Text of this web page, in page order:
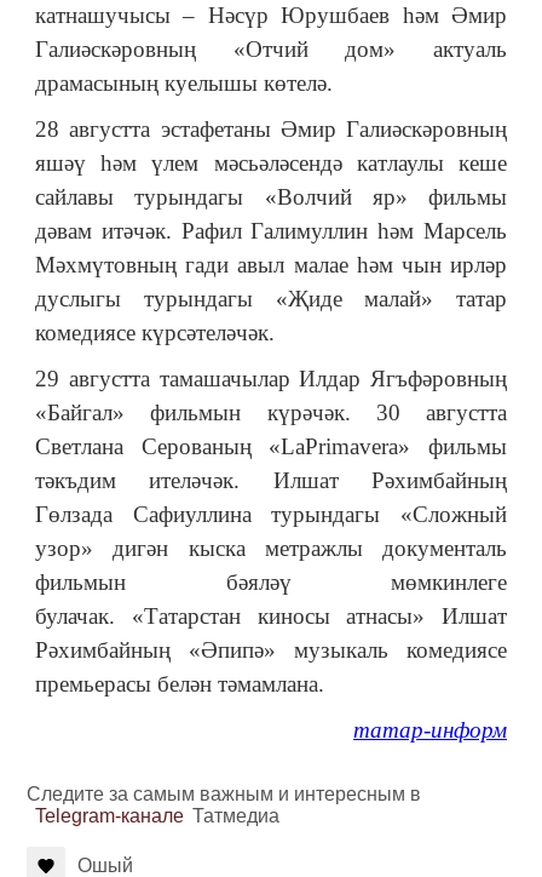
катнашучысы – Нәсүр Юрушбаев һәм Әмир
Галиәскәровның «Отчий дом» актуаль
драмасының куелышы көтелә.
28 августта эстафетаны Әмир Галиәскәровның
яшәү һәм үлем мәсьәләсендә катлаулы кеше
сайлавы турындагы «Волчий яр» фильмы
дәвам итәчәк. Рафил Галимуллин һәм Марсель
Мәхмүтовның гади авыл малае һәм чын ирләр
дуслыгы турындагы «Җиде малай» татар
комедиясе күрсәтеләчәк.
29 августта тамашачылар Илдар Ягъфәровның
«Байгал» фильмын күрәчәк. 30 августта
Светлана Серованың «LaPrimavera» фильмы
тәкъдим ителәчәк. Илшат Рәхимбайның
Гөлзада Сафиуллина турындагы «Сложный
узор» дигән кыска метражлы документаль
фильмын бәяләү мөмкинлеге
булачак. «Татарстан киносы атнасы» Илшат
Рәхимбайның «Әпипә» музыкаль комедиясе
премьерасы белән тәмамлана.
татар-информ
Следите за самым важным и интересным в
Telegram-канале Татмедиа
Ошый